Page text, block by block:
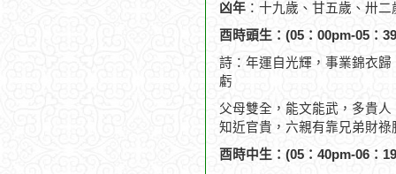
凶年 ：十九歲、甘五歲、卅
酉時頭生：(05：00pm-05：
詩：年運自光輝，事業錦衣
虧
父母雙全，能文能武，多貴
知近官貴，六親有靠兄弟財祿
酉時中生：(05：40pm-06：